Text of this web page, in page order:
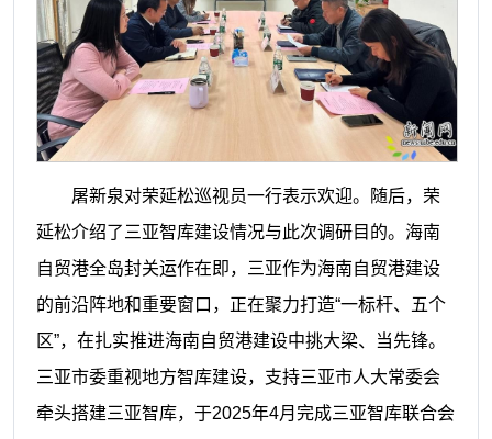
屠新泉对荣延松巡视员一行表示欢迎。随后，荣
延松介绍了三亚智库建设情况与此次调研目的。海南
自贸港全岛封关运作在即，三亚作为海南自贸港建设
的前沿阵地和重要窗口，正在聚力打造“一标杆、五个
区”，在扎实推进海南自贸港建设中挑大梁、当先锋。
三亚市委重视地方智库建设，支持三亚市人大常委会
牵头搭建三亚智库，于2025年4月完成三亚智库联合会